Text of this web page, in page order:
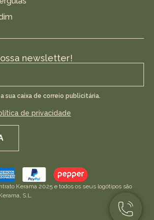
newsletter!
sua caixa de correio publicitária.
de privacidade
Kerama 2025 e todos os seus logótipos são
S.L.